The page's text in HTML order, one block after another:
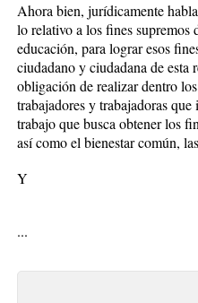
Ahora bien, jurídicamente
lo relativo a los fines supremos
educación, para lograr esos
ciudadano y ciudadana de esta
obligación de realizar dentro
trabajadores y trabajadoras
trabajo que busca obtener los
así como el bienestar común,
Y
...